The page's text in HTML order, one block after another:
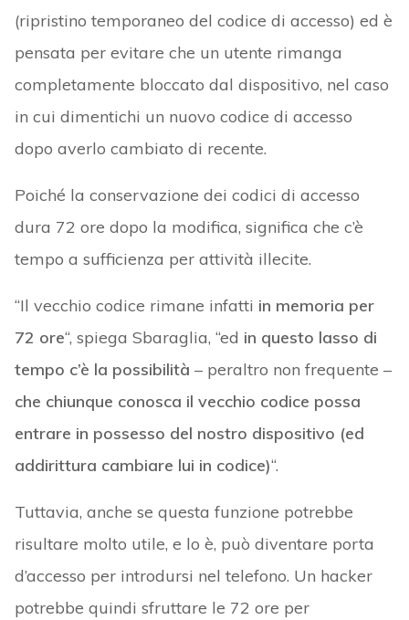
(ripristino temporaneo del codice di accesso) ed è
pensata per evitare che un utente rimanga
completamente bloccato dal dispositivo, nel caso
in cui dimentichi un nuovo codice di accesso
dopo averlo cambiato di recente.
Poiché la conservazione dei codici di accesso
dura 72 ore dopo la modifica, significa che c’è
tempo a sufficienza per attività illecite.
“Il vecchio codice rimane infatti in memoria per
72 ore“, spiega Sbaraglia, “ed in questo lasso di
tempo c’è la possibilità – peraltro non frequente –
che chiunque conosca il vecchio codice possa
entrare in possesso del nostro dispositivo (ed
addirittura cambiare lui in codice)“.
Tuttavia, anche se questa funzione potrebbe
risultare molto utile, e lo è, può diventare porta
d’accesso per introdursi nel telefono. Un hacker
potrebbe quindi sfruttare le 72 ore per